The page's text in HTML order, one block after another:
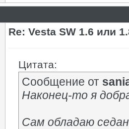
Re: Vesta SW 1.6 или
Цитата:
Сообщение от
Наконец-то я
Сам обладаю